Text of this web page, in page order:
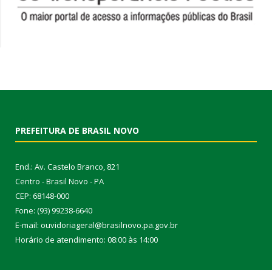
PREFEITURA DE BRASIL NOVO
End.: Av. Castelo Branco, 821
Centro - Brasil Novo - PA
CEP: 68148-000
Fone: (93) 99238-6640
E-mail: ouvidoriageral@brasilnovo.pa.gov.br
Horário de atendimento: 08:00 às 14:00